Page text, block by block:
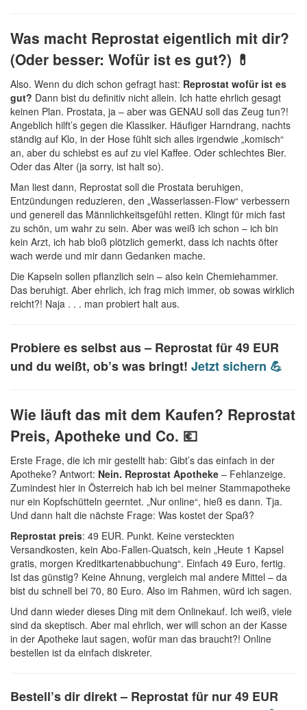
Was macht Reprostat eigentlich mit dir?
(Oder besser: Wofür ist es gut?) 💊
Also. Wenn du dich schon gefragt hast: Reprostat wofür ist es
gut? Dann bist du definitiv nicht allein. Ich hatte ehrlich gesagt
keinen Plan. Prostata, ja – aber was GENAU soll das Zeug tun?!
Angeblich hilft’s gegen die Klassiker. Häufiger Harndrang, nachts
ständig auf Klo, in der Hose fühlt sich alles irgendwie „komisch“
an, aber du schiebst es auf zu viel Kaffee. Oder schlechtes Bier.
Oder das Alter (ja sorry, ist halt so).
Man liest dann, Reprostat soll die Prostata beruhigen,
Entzündungen reduzieren, den „Wasserlassen-Flow“ verbessern
und generell das Männlichkeitsgefühl retten. Klingt für mich fast
zu schön, um wahr zu sein. Aber was weiß ich schon – ich bin
kein Arzt, ich hab bloß plötzlich gemerkt, dass ich nachts öfter
wach werde und mir dann Gedanken mache.
Die Kapseln sollen pflanzlich sein – also kein Chemiehammer.
Das beruhigt. Aber ehrlich, ich frag mich immer, ob sowas wirklich
reicht?! Naja . . . man probiert halt aus.
Probiere es selbst aus – Reprostat für 49 EUR
und du weißt, ob’s was bringt! Jetzt sichern 💪
Wie läuft das mit dem Kaufen? Reprostat
Preis, Apotheke und Co. 💶
Erste Frage, die ich mir gestellt hab: Gibt’s das einfach in der
Apotheke? Antwort: Nein. Reprostat Apotheke – Fehlanzeige.
Zumindest hier in Österreich hab ich bei meiner Stammapotheke
nur ein Kopfschütteln geerntet. „Nur online“, hieß es dann. Tja.
Und dann halt die nächste Frage: Was kostet der Spaß?
Reprostat preis: 49 EUR. Punkt. Keine versteckten
Versandkosten, kein Abo-Fallen-Quatsch, kein „Heute 1 Kapsel
gratis, morgen Kreditkartenabbuchung“. Einfach 49 Euro, fertig.
Ist das günstig? Keine Ahnung, vergleich mal andere Mittel – da
bist du schnell bei 70, 80 Euro. Also im Rahmen, würd ich sagen.
Und dann wieder dieses Ding mit dem Onlinekauf. Ich weiß, viele
sind da skeptisch. Aber mal ehrlich, wer will schon an der Kasse
in der Apotheke laut sagen, wofür man das braucht?! Online
bestellen ist da einfach diskreter.
Bestell’s dir direkt – Reprostat für nur 49 EUR